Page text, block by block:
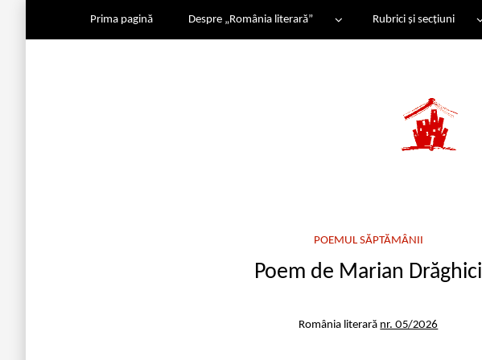
Prima pagină Despre „România literară” Rubrici și secțiuni
POEMUL SĂPTĂMÂNII
Poem de Marian Drăghici
România literară nr. 05/2026